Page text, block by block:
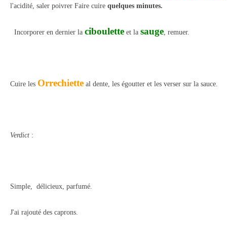
l'acidité, saler poivrer Faire cuire quelques minutes.
Incorporer en dernier la ciboulette et la sauge, remuer.
Cuire les Orrechiette al dente, les égoutter et les verser sur la sauce.
Verdict :
Simple, délicieux, parfumé.
J'ai rajouté des caprons.